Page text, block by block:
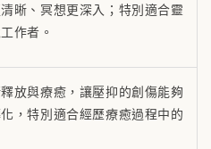
晰、冥想更深入；特別適合靈
作者。
放與療癒，讓壓抑的創傷能夠
，特別適合經歷療癒過程中的